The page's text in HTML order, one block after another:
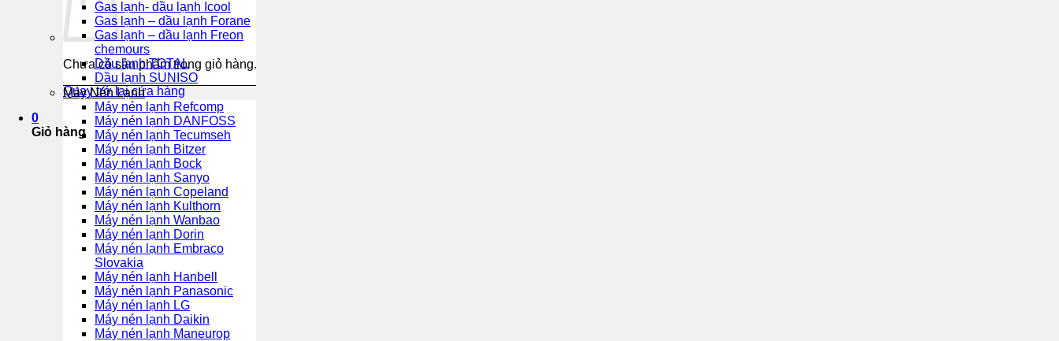
Chưa có sản phẩm trong giỏ hàng.
Quay trở lại cửa hàng
0
Giỏ hàng
Gas lạnh- dầu lạnh Icool
Gas lạnh – dầu lạnh Forane
Gas lạnh – dầu lạnh Freon
chemours
Dầu lạnh TOTAL
Dầu lạnh SUNISO
Máy Nén Lạnh
Máy nén lạnh Refcomp
Máy nén lạnh DANFOSS
Máy nén lạnh Tecumseh
Máy nén lạnh Bitzer
Máy nén lạnh Bock
Máy nén lạnh Sanyo
Máy nén lạnh Copeland
Máy nén lạnh Kulthorn
Máy nén lạnh Wanbao
Máy nén lạnh Dorin
Máy nén lạnh Embraco
Slovakia
Máy nén lạnh Hanbell
Máy nén lạnh Panasonic
Máy nén lạnh LG
Máy nén lạnh Daikin
Máy nén lạnh Maneurop